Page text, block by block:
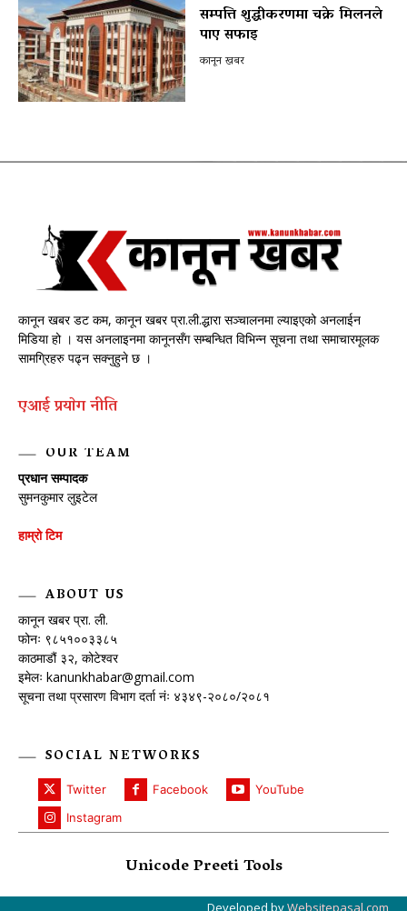
सम्पत्ति शुद्धीकरणमा चक्रे मिलनले
पाए सफाइ
कानून खबर
कानून खबर डट कम, कानून खबर प्रा.ली.द्धारा सञ्चालनमा ल्याइएको अनलाईन
मिडिया हो । यस अनलाइनमा कानूनसँग सम्बन्धित विभिन्न सूचना तथा समाचारमूलक
सामग्रिहरु पढ्न सक्नुहुने छ ।
एआई प्रयाेग नीति
OUR TEAM
प्रधान सम्पादक
सुमनकुमार लुइटेल
हाम्रो टिम
ABOUT US
कानून खबर प्रा. ली.
फोनः ९८५१००३३८५
काठमाडौं ३२, कोटेश्वर
इमेलः kanunkhabar@gmail.com
सूचना तथा प्रसारण विभाग दर्ता नंः ४३४९-२०८०/२०८१
SOCIAL NETWORKS
Twitter Facebook
YouTube
Instagram
Unicode Preeti Tools
Developed byWebsitepasal.com